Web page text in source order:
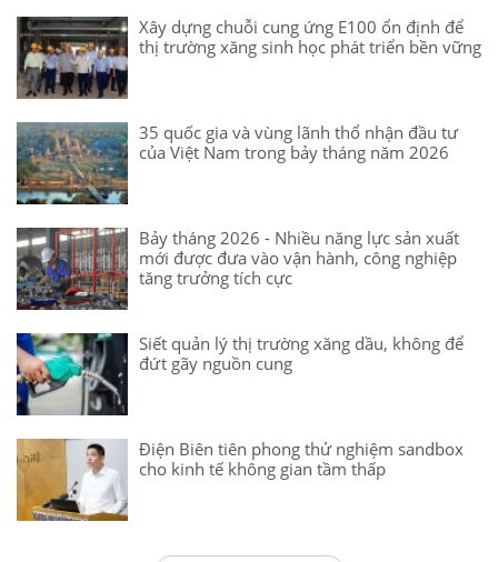
Xây dựng chuỗi cung ứng E100 ổn định để
thị trường xăng sinh học phát triển bền vững
35 quốc gia và vùng lãnh thổ nhận đầu tư
của Việt Nam trong bảy tháng năm 2026
Bảy tháng 2026 - Nhiều năng lực sản xuất
mới được đưa vào vận hành, công nghiệp
tăng trưởng tích cực
Siết quản lý thị trường xăng dầu, không để
đứt gãy nguồn cung
Điện Biên tiên phong thử nghiệm sandbox
cho kinh tế không gian tầm thấp